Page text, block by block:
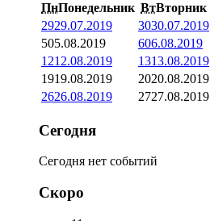
ПнПонедельник ВтВторник
2929.07.2019 3030.07.2019
505.08.2019 606.08.2019
1212.08.2019 1313.08.2019
1919.08.2019 2020.08.2019
2626.08.2019 2727.08.2019
Сегодня
Сегодня нет событий
Скоро